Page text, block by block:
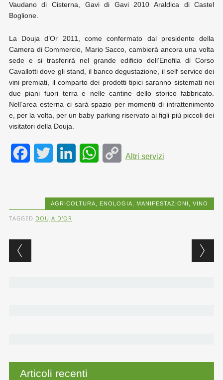
Vaudano di Cisterna, Gavi di Gavi 2010 Araldica di Castel
Boglione.
La Douja d’Or 2011, come confermato dal presidente della
Camera di Commercio, Mario Sacco, cambierà ancora una volta
sede e si trasferirà nel grande edificio dell’Enofila di Corso
Cavallotti dove gli stand, il banco degustazione, il self service dei
vini premiati, il comparto dei prodotti tipici saranno sistemati nei
due piani fuori terra e nelle cantine dello storico fabbricato.
Nell’area esterna ci sarà spazio per momenti di intrattenimento
e, per la volta, per un baby parking riservato ai figli più piccoli dei
visitatori della Douja.
e t k t
C
y
Altri servizi
AGRICOLTURA ENOLOGIA MANIFESTAZIONI ,VINO
TAGGED DOUJA D'OR
Post navigation
Articoli recenti